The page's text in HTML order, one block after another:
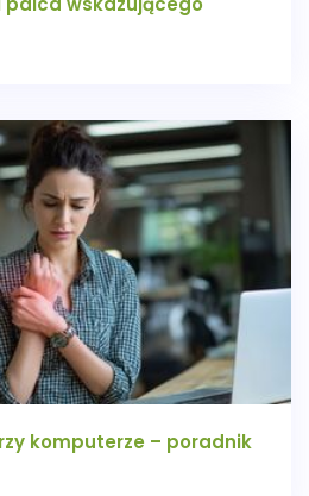
komputerze – poradnik